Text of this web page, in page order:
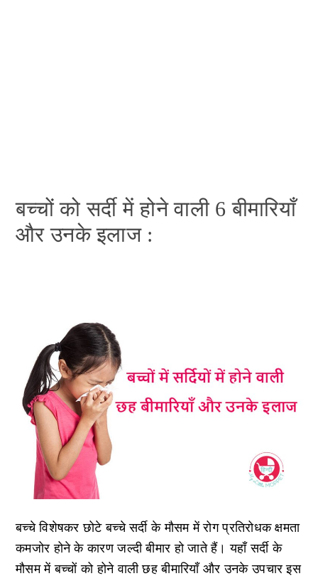
बच्चों को सर्दी में होने वाली 6 बीमारियाँ
और उनके इलाज :
बच्चे विशेषकर छोटे बच्चे सर्दी के मौसम में रोग प्रतिरोधक क्षमता
कमजोर होने के कारण जल्दी बीमार हो जाते हैं। यहाँ सर्दी के
मौसम में बच्चों को होने वाली छह बीमारियाँ और उनके उपचार इस